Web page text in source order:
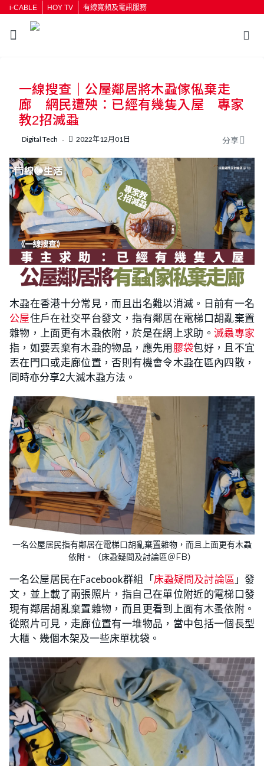
i-CABLE HOY TV 有線寬頻及電訊服務
按輸入鍵開始搜尋
一線搜查｜公屋鄰居將木蝨傢俬棄走
廊 網民遭殃：已經有幾隻入屋 專家
教2招滅蝨
Digital Tech 2022年12月01日 分享
木蝨在香港十分常見，而且出名難以消滅。日前有一名
公屋住戶在社交平台發文，指有鄰居在電梯口胡亂棄置
雜物，上面更有木蝨依附，於是在網上求助。 滅蟲專家
指，如要丟棄有木蝨的物品，應先用膠袋包好，且不宜
丟在門口或走廊位置，否則有機會令木蝨在區內四散，
同時亦分享2大滅木蝨方法。
一名公屋居民指有鄰居在電梯口胡亂棄置雜物，而且上面更有木蝨
依附。（床蝨疑問及討論區＠FB）
一名公屋居民在Facebook群組「床蝨疑問及討論區 」發
文，並上載了兩張照片，指自己在單位附近的電梯口發
現有鄰居胡亂棄置雜物，而且更看到上面有木蚤依附。
從照片可見，走廊位置有一堆物品，當中包括一個長型
大櫃、幾個木架及一些床單枕袋。